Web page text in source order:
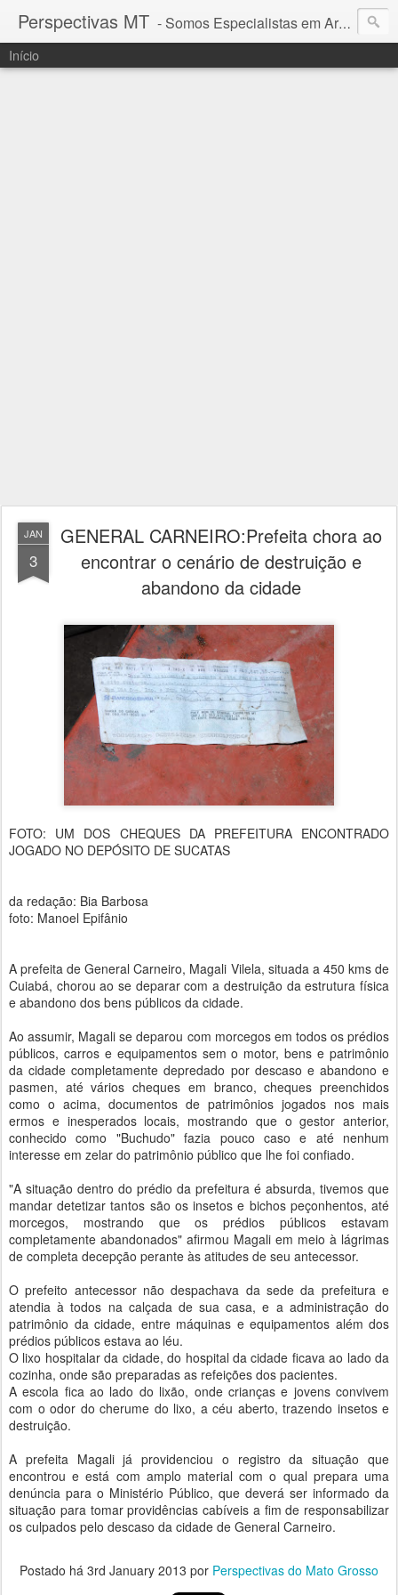
Perspectivas MT - Somos Especialistas em Araguaia - Mato Grosso
Início
JAN
3
GENERAL CARNEIRO:Prefeita chora ao
encontrar o cenário de destruição e
abandono da cidade
FOTO: UM DOS CHEQUES DA PREFEITURA ENCONTRADO
JOGADO NO DEPÓSITO DE SUCATAS
da redação: Bia Barbosa
foto: Manoel Epifânio
A prefeita de General Carneiro, Magali Vilela, situada a 450 kms de
Cuiabá, chorou ao se deparar com a destruição da estrutura física
e abandono dos bens públicos da cidade.
Ao assumir, Magali se deparou com morcegos em todos os prédios
públicos, carros e equipamentos sem o motor, bens e patrimônio
da cidade completamente depredado por descaso e abandono e
pasmen, até vários cheques em branco, cheques preenchidos
como o acima, documentos de patrimônios jogados nos mais
ermos e inesperados locais, mostrando que o gestor anterior,
conhecido como "Buchudo" fazia pouco caso e até nenhum
interesse em zelar do patrimônio público que lhe foi confiado.
"A situação dentro do prédio da prefeitura é absurda, tivemos que
mandar detetizar tantos são os insetos e bichos peçonhentos, até
morcegos, mostrando que os prédios públicos estavam
completamente abandonados" afirmou Magali em meio à lágrimas
de completa decepção perante às atitudes de seu antecessor.
O prefeito antecessor não despachava da sede da prefeitura e
atendia à todos na calçada de sua casa, e a administração do
patrimônio da cidade, entre máquinas e equipamentos além dos
prédios públicos estava ao léu.
O lixo hospitalar da cidade, do hospital da cidade ficava ao lado da
cozinha, onde são preparadas as refeições dos pacientes.
A escola fica ao lado do lixão, onde crianças e jovens convivem
com o odor do cherume do lixo, a céu aberto, trazendo insetos e
destruição.
A prefeita Magali já providenciou o registro da situação que
encontrou e está com amplo material com o qual prepara uma
denúncia para o Ministério Público, que deverá ser informado da
situação para tomar providências cabíveis a fim de responsabilizar
os culpados pelo descaso da cidade de General Carneiro.
Postado há 3rd January 2013 por Perspectivas do Mato Grosso